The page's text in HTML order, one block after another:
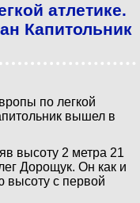
атлетике.
Капитольник
по легкой
вышел в
высоту 2 метра 21
Дорощук. Он как и
высоту с первой